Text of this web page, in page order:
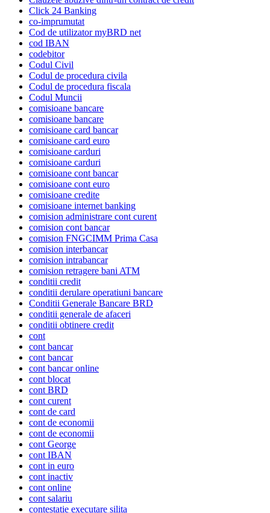
Click 24 Banking
co-imprumutat
Cod de utilizator myBRD net
cod IBAN
codebitor
Codul Civil
Codul de procedura civila
Codul de procedura fiscala
Codul Muncii
comisioane bancare
comisioane bancare
comisioane card bancar
comisioane card euro
comisioane carduri
comisioane carduri
comisioane cont bancar
comisioane cont euro
comisioane credite
comisioane internet banking
comision administrare cont curent
comision cont bancar
comision FNGCIMM Prima Casa
comision interbancar
comision intrabancar
comision retragere bani ATM
conditii credit
conditii derulare operatiuni bancare
Conditii Generale Bancare BRD
conditii generale de afaceri
conditii obtinere credit
cont
cont bancar
cont bancar
cont bancar online
cont blocat
cont BRD
cont curent
cont de card
cont de economii
cont de economii
cont George
cont IBAN
cont in euro
cont inactiv
cont online
cont salariu
contestatie executare silita